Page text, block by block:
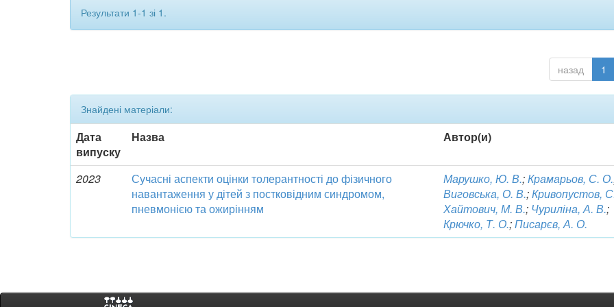
Результати 1-1 зі 1.
назад 1
Знайдені матеріали:
Дата
випуску
Назва Автор(и)
2023
Сучасні аспекти оцінки толерантності до фізичного
навантаження у дітей з постковідним синдромом,
пневмонією та ожирінням
Марушко, Ю. В.;Крамарьов, С. О.
Виговська, О. В.;Кривопустов,
Хайтович, М. В.; Чуриліна, А. В.;
Крючко, Т. О.;Писарєв, А. О.